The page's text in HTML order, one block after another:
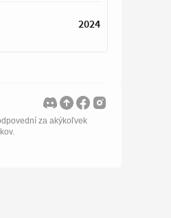
2024
za akýkoľvek